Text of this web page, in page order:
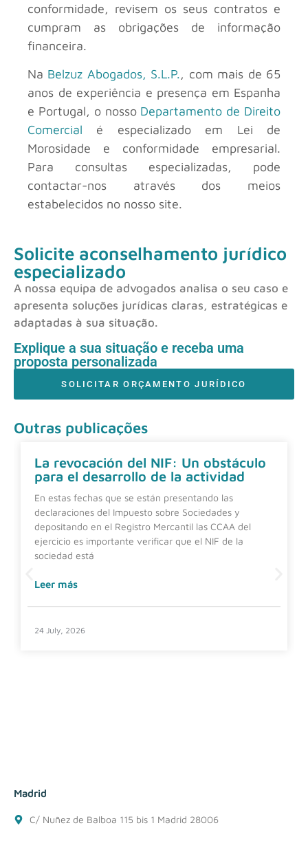
conformidade, revisem os seus contratos e
cumpram as obrigações de informação
financeira.
Na Belzuz Abogados, S.L.P., com mais de 65
anos de experiência e presença em Espanha
e Portugal, o nosso Departamento de Direito
Comercial é especializado em Lei de
Morosidade e conformidade empresarial.
Para consultas especializadas, pode
contactar-nos através dos meios
estabelecidos no nosso site.
Solicite aconselhamento jurídico
especializado
A nossa equipa de advogados analisa o seu caso e
apresenta soluções jurídicas claras, estratégicas e
adaptadas à sua situação.
Explique a sua situação e receba uma
proposta personalizada
SOLICITAR ORÇAMENTO JURÍDICO
Outras publicações
La revocación del NIF: Un obstáculo
para el desarrollo de la actividad
En estas fechas que se están presentando las
declaraciones del Impuesto sobre Sociedades y
depositando en el Registro Mercantil las CCAA del
ejercicio es importante verificar que el NIF de la
sociedad está
Leer más
24 July, 2026
Madrid
C/ Nuñez de Balboa 115 bis 1 Madrid 28006